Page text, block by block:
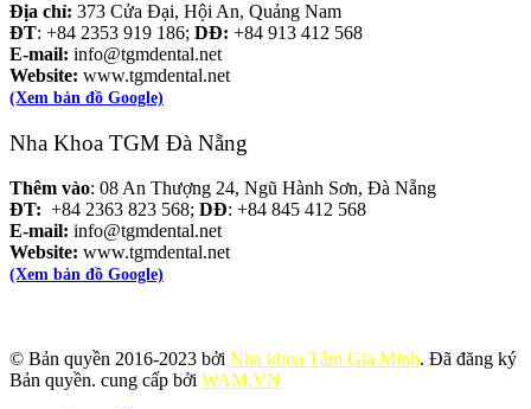
Địa chỉ: 373 Cửa Đại, Hội An, Quảng Nam
ĐT: +84 2353 919 186; DĐ: +84 913 412 568
E-mail: info@tgmdental.net
Website: www.tgmdental.net
(Xem bản đồ Google)
Nha Khoa TGM Đà Nẵng
Thêm vào: 08 An Thượng 24, Ngũ Hành Sơn, Đà Nẵng
ĐT: +84 2363 823 568; DĐ: +84 845 412 568
E-mail: info@tgmdental.net
Website: www.tgmdental.net
(Xem bản đồ Google)
© Bản quyền 2016-2023 bởi Nha khoa Tâm Gia Minh. Đã đăng ký
Bản quyền. cung cấp bởi WAM.VN